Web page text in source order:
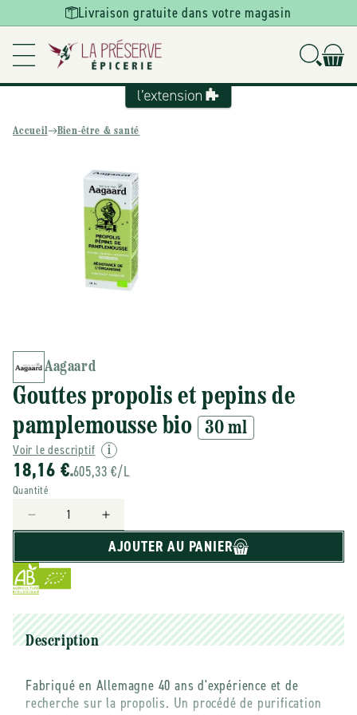
Ignorer et
passer au Livraison gratuite dans votre magasin
Accueil Bien-être & santé
Aagaard
Gouttes propolis et pepins de
pamplemousse bio
30 ml
Voir le descriptif
18,16 €605,33 €/L
Quantité
Réduire
de
Aagaard
-
Gouttes
pepins
de
Augmenter
la
quantité
-
Gouttes
pepins
de
AJOUTER AU PANIER
Description
Fabriqué en Allemagne 40 ans d'expérience et de
recherche sur la propolis. Un procédé de purification